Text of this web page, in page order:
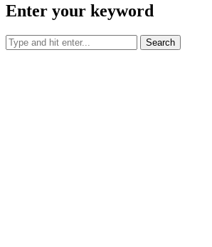
Enter your keyword
Search